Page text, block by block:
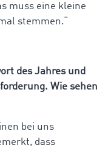
muss eine kleine
stemmen.“
des Jahres und
Wie sehen
bei uns
dass